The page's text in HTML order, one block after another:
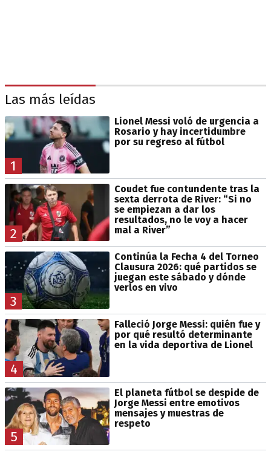
Las más leídas
1
Lionel Messi voló de urgencia a
Rosario y hay incertidumbre
por su regreso al fútbol
2
Coudet fue contundente tras la
sexta derrota de River: “Si no
se empiezan a dar los
resultados, no le voy a hacer
mal a River”
3
Continúa la Fecha 4 del Torneo
Clausura 2026: qué partidos se
juegan este sábado y dónde
verlos en vivo
4
Falleció Jorge Messi: quién fue y
por qué resultó determinante
en la vida deportiva de Lionel
5
El planeta fútbol se despide de
Jorge Messi entre emotivos
mensajes y muestras de
respeto